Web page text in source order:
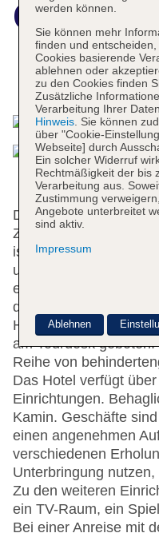
Crystal
Das bietet
Das Hotel mit einem
Zimmer. Das
ist gerne bei allen
umfasst eine
eine Wechselstube
der Unterbringung
Hilfestellung bei der
am Tourdesk
Reihe von
Das Hotel verfügt
Einrichtungen.
Kamin. Geschäfte
einen angenehmen
verschiedenen
Unterbringung
Zu den weiteren
ein TV-Raum, ein
Bei einer Anreise mit
werden können.
Sie können mehr
finden und
Cookies basierende
ablehnen oder
zu den Cookies finden
Zusätzliche
Verarbeitung Ihrer
Hinweis. Sie können
über "Cookie-
Webseite] durch
Ein solcher Widerruf
Rechtmäßigkeit der bis
Verarbeitung aus.
Zustimmung
Angebote unterbreitet
sind aktiv.
Impressum
Ablehnen